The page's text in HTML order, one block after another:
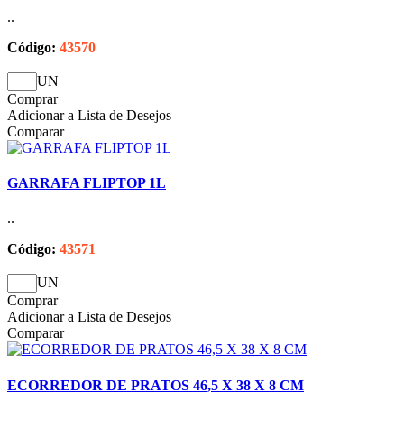
..
Código: 43570
UN
Comprar
Adicionar a Lista de Desejos
Comparar
GARRAFA FLIPTOP 1L
..
Código: 43571
UN
Comprar
Adicionar a Lista de Desejos
Comparar
ECORREDOR DE PRATOS 46,5 X 38 X 8 CM